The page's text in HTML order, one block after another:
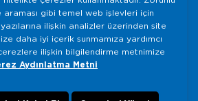
gibi temel web işlevleri için
ilişkin analizler üzerinden site
daha iyi içerik sunmamıza yardımcı
ilişkin bilgilendirme metnimize
Aydınlatma Metni